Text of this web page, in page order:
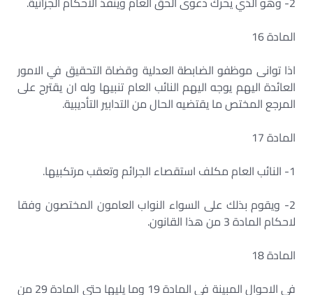
المادة 16
اذا توانى موظفو الضابطة العدلية وقضاة التحقيق في الامور
العائدة اليهم يوجه اليهم النائب العام تنبيها وله ان يقترح على
المرجع المختص ما يقتضيه الحال من التدابير التأديبية.
المادة 17
1- النائب العام مكلف استقصاء الجرائم وتعقب مرتكبيها.
2- ويقوم بذلك على السواء النواب العامون المختصون وفقا
لاحكام المادة 3 من هذا القانون.
المادة 18
في الاحوال المبينة في المادة 19 وما يليها حتى المادة 29 من